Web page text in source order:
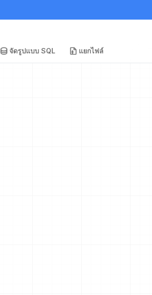
จัดรูปแบบ SQL แยกไฟล์